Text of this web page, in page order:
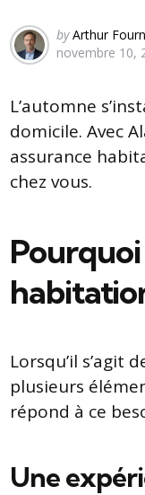
Posted
by
by Arthur
novembre 10,
L’automne
domicile. Avec
assurance
chez vous.
Lorsqu’il s’agit
plusieurs
répond à ce
Une